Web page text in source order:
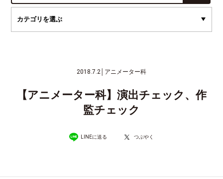
2018.7.2 アニメーター科
【アニメーター科】演出チェック、作
監チェック
LINEに送る つぶやく